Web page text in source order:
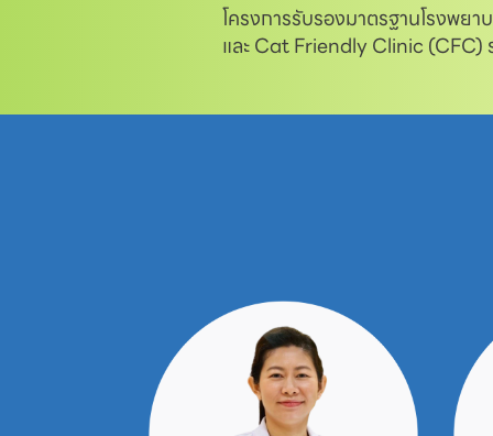
โครงการรับรองมาตรฐานโรงพยา
และ Cat Friendly Clinic (CFC)